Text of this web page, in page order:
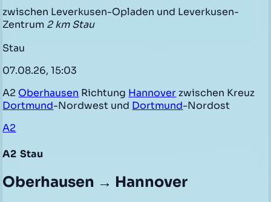
zwischen Leverkusen-Opladen und Leverkusen-
Zentrum 2 km Stau
Stau
07.08.26, 15:03
A2 Oberhausen Richtung Hannover zwischen Kreuz
Dortmund-Nordwest und Dortmund-Nordost
A2
A2 Stau
Oberhausen → Hannover